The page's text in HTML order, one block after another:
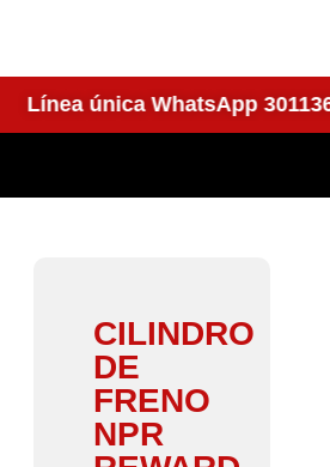
Línea única WhatsApp
CILINDRO
DE
FRENO
NPR